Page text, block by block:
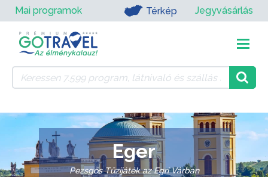
Mai programok Térkép Jegyvásárlás
Eger
Pezsgős Tűzijáték az Egri Várban